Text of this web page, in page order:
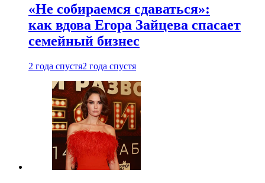
«Не собираемся сдаваться»:
как вдова Егора Зайцева спасает
семейный бизнес
2 года спустя2 года спустя